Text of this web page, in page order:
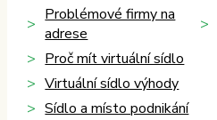
Problémové firmy na
adrese
Proč mít virtuální sídlo
Virtuální sídlo výhody
Sídlo a místo podnikání